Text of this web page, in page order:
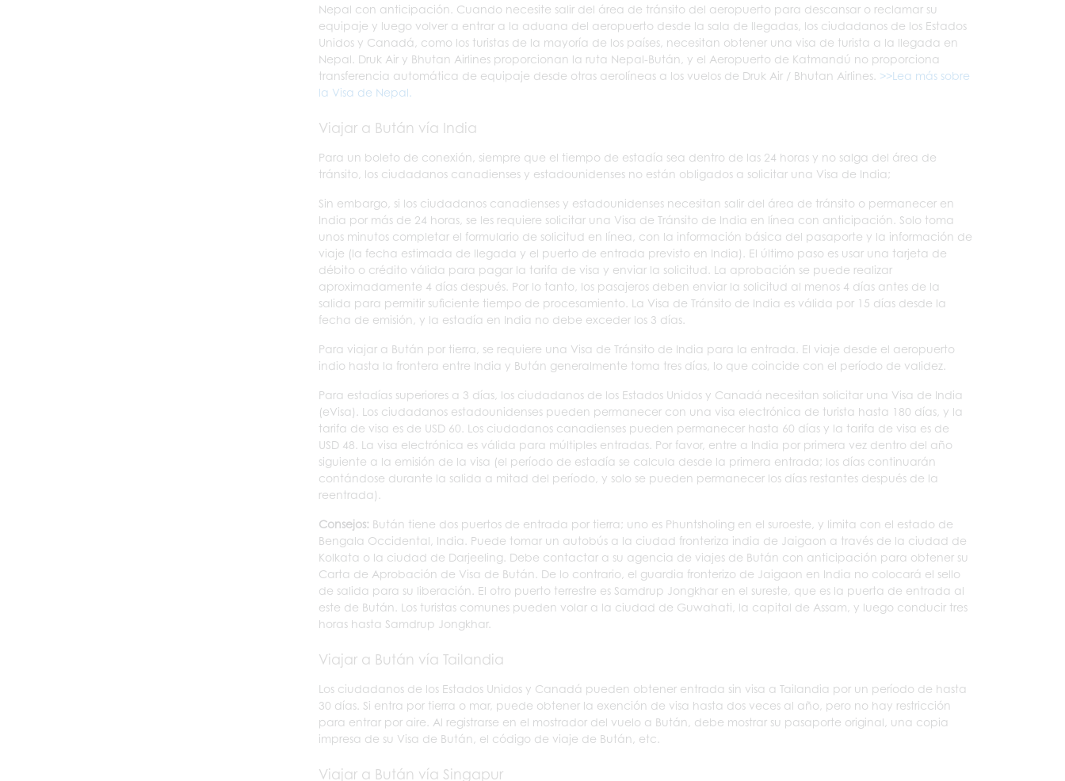
Nepal con anticipación. Cuando necesite salir del área de tránsito del aeropuerto para descansar o reclamar su
equipaje y luego volver a entrar a la aduana del aeropuerto desde la sala de llegadas, los ciudadanos de los Estados
Unidos y Canadá, como los turistas de la mayoría de los países, necesitan obtener una visa de turista a la llegada en
Nepal. Druk Air y Bhutan Airlines proporcionan la ruta Nepal-Bután, y el Aeropuerto de Katmandú no proporciona
transferencia automática de equipaje desde otras aerolíneas a los vuelos de Druk Air / Bhutan Airlines. >>Lea más sobre
la Visa de Nepal.
Viajar a Bután vía India
Para un boleto de conexión, siempre que el tiempo de estadía sea dentro de las 24 horas y no salga del área de
tránsito, los ciudadanos canadienses y estadounidenses no están obligados a solicitar una Visa de India;
Sin embargo, si los ciudadanos canadienses y estadounidenses necesitan salir del área de tránsito o permanecer en
India por más de 24 horas, se les requiere solicitar una Visa de Tránsito de India en línea con anticipación. Solo toma
unos minutos completar el formulario de solicitud en línea, con la información básica del pasaporte y la información de
viaje (la fecha estimada de llegada y el puerto de entrada previsto en India). El último paso es usar una tarjeta de
débito o crédito válida para pagar la tarifa de visa y enviar la solicitud. La aprobación se puede realizar
aproximadamente 4 días después. Por lo tanto, los pasajeros deben enviar la solicitud al menos 4 días antes de la
salida para permitir suficiente tiempo de procesamiento. La Visa de Tránsito de India es válida por 15 días desde la
fecha de emisión, y la estadía en India no debe exceder los 3 días.
Para viajar a Bután por tierra, se requiere una Visa de Tránsito de India para la entrada. El viaje desde el aeropuerto
indio hasta la frontera entre India y Bután generalmente toma tres días, lo que coincide con el período de validez.
Para estadías superiores a 3 días, los ciudadanos de los Estados Unidos y Canadá necesitan solicitar una Visa de India
(eVisa). Los ciudadanos estadounidenses pueden permanecer con una visa electrónica de turista hasta 180 días, y la
tarifa de visa es de USD 60. Los ciudadanos canadienses pueden permanecer hasta 60 días y la tarifa de visa es de
USD 48. La visa electrónica es válida para múltiples entradas. Por favor, entre a India por primera vez dentro del año
siguiente a la emisión de la visa (el período de estadía se calcula desde la primera entrada; los días continuarán
contándose durante la salida a mitad del período, y solo se pueden permanecer los días restantes después de la
reentrada).
Consejos: Bután tiene dos puertos de entrada por tierra; uno es Phuntsholing en el suroeste, y limita con el estado de
Bengala Occidental, India. Puede tomar un autobús a la ciudad fronteriza india de Jaigaon a través de la ciudad de
Kolkata o la ciudad de Darjeeling. Debe contactar a su agencia de viajes de Bután con anticipación para obtener su
Carta de Aprobación de Visa de Bután. De lo contrario, el guardia fronterizo de Jaigaon en India no colocará el sello
de salida para su liberación. El otro puerto terrestre es Samdrup Jongkhar en el sureste, que es la puerta de entrada al
este de Bután. Los turistas comunes pueden volar a la ciudad de Guwahati, la capital de Assam, y luego conducir tres
horas hasta Samdrup Jongkhar.
Viajar a Bután vía Tailandia
Los ciudadanos de los Estados Unidos y Canadá pueden obtener entrada sin visa a Tailandia por un período de hasta
30 días. Si entra por tierra o mar, puede obtener la exención de visa hasta dos veces al año, pero no hay restricción
para entrar por aire. Al registrarse en el mostrador del vuelo a Bután, debe mostrar su pasaporte original, una copia
impresa de su Visa de Bután, el código de viaje de Bután, etc.
Viajar a Bután vía Singapur